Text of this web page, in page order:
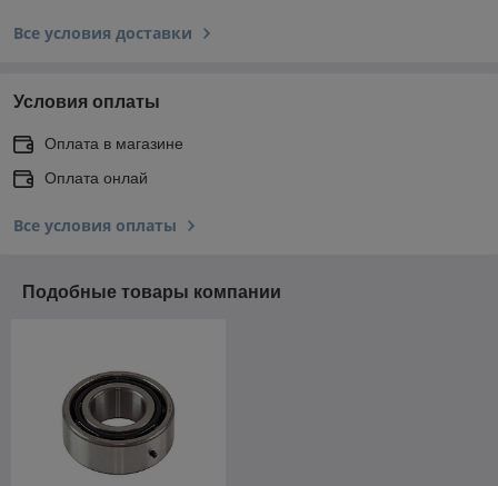
Все условия доставки
Условия оплаты
Оплата в магазине
Оплата онлай
Все условия оплаты
Подобные товары компании